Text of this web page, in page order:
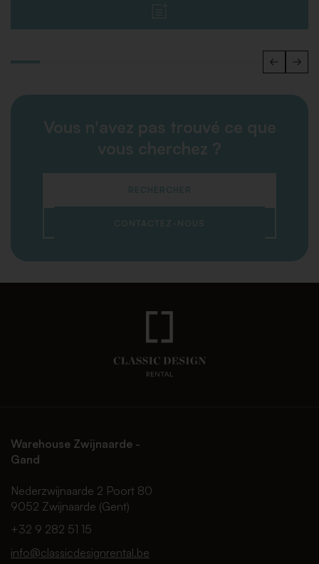
Vous n'avez pas trouvé ce que
vous cherchez ?
RECHERCHER
CONTACTEZ-NOUS
Warehouse Zwijnaarde -
Gand
Nederzwijnaarde 2 Poort 80
9052 Zwijnaarde (Gent)
+32 9 282 51 15
info@classicdesignrental.be